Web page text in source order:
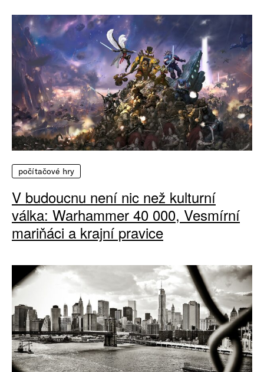
počítačové hry
V budoucnu není nic než kulturní
válka: Warhammer 40 000, Vesmírní
mariňáci a krajní pravice